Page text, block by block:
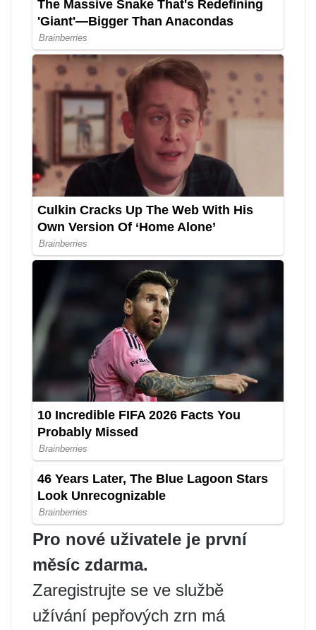
Pro nové uživatele je první
měsíc zdarma.
Zaregistrujte se ve službě
užívání pepřových zrn má